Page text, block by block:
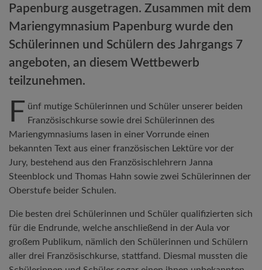
Papenburg ausgetragen. Zusammen mit dem
Mariengymnasium Papenburg wurde den
Schülerinnen und Schülern des Jahrgangs 7
angeboten, an diesem Wettbewerb
teilzunehmen.
F ünf mutige Schülerinnen und Schüler unserer beiden
Französischkurse sowie drei Schülerinnen des
Mariengymnasiums lasen in einer Vorrunde einen
bekannten Text aus einer französischen Lektüre vor der
Jury, bestehend aus den Französischlehrern Janna
Steenblock und Thomas Hahn sowie zwei Schülerinnen der
Oberstufe beider Schulen.
Die besten drei Schülerinnen und Schüler qualifizierten sich
für die Endrunde, welche anschließend in der Aula vor
großem Publikum, nämlich den Schülerinnen und Schülern
aller drei Französischkurse, stattfand. Diesmal mussten die